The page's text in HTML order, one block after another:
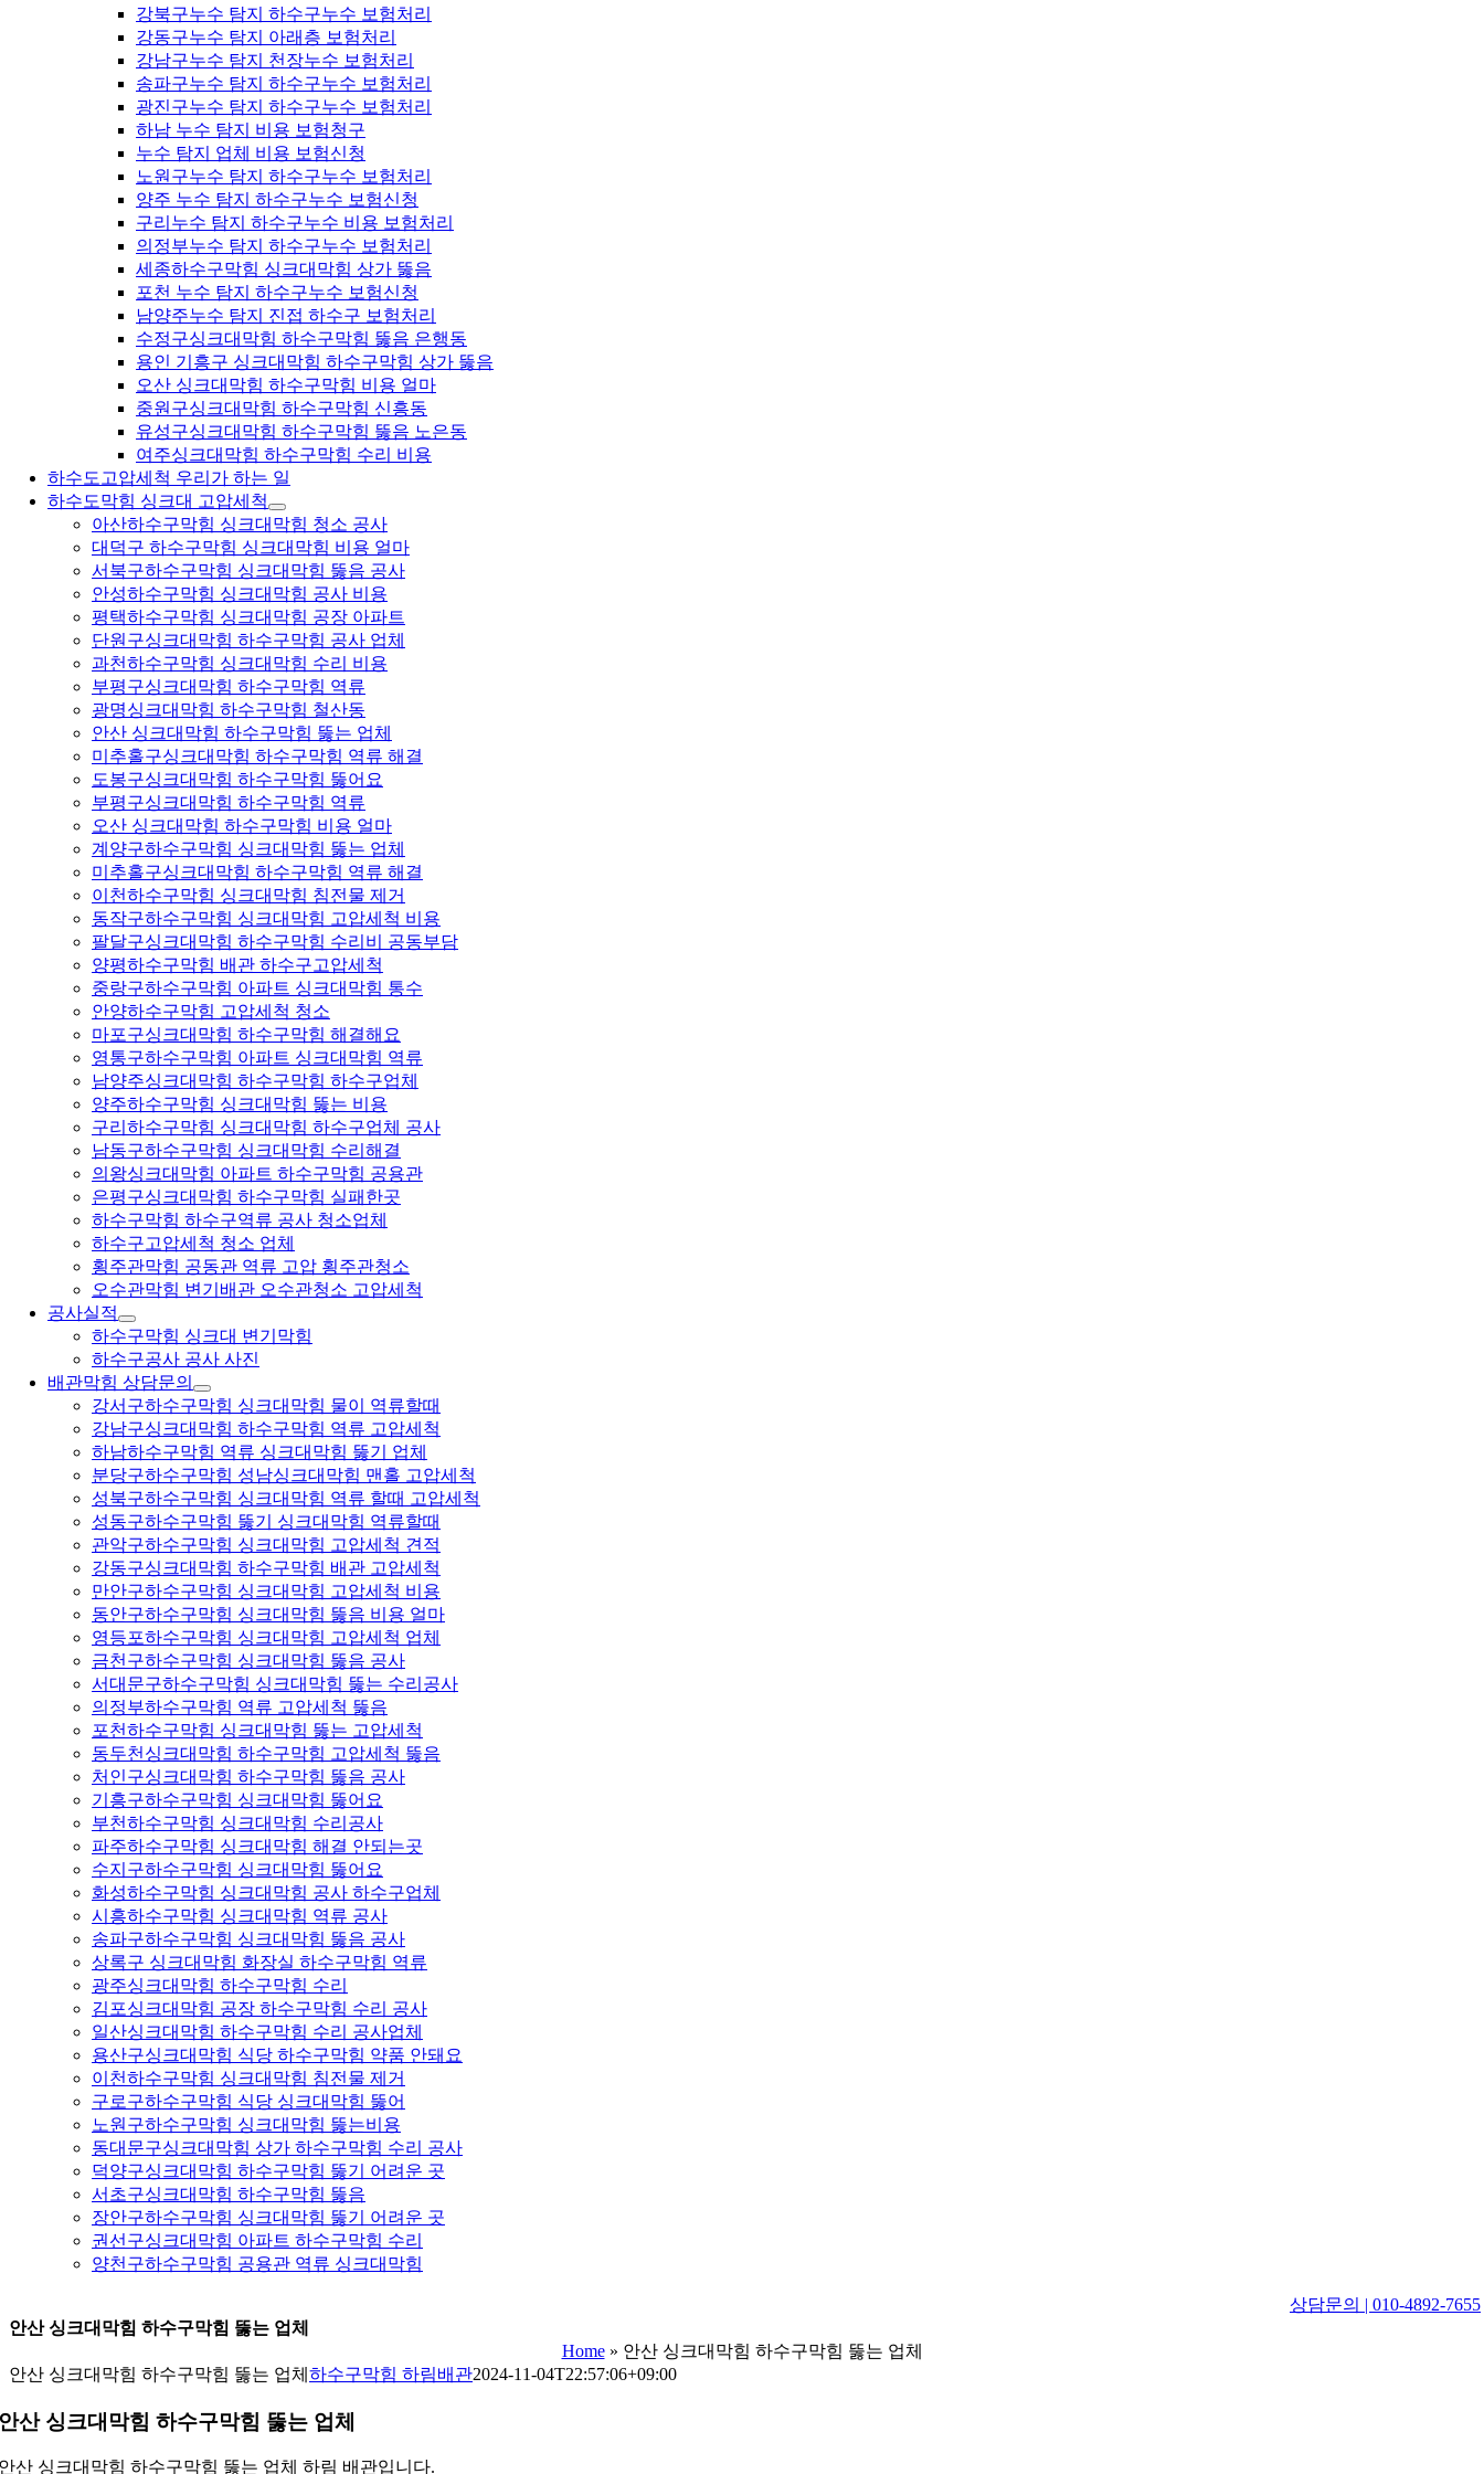
강북구누수 탐지 하수구누수 보험처리
강동구누수 탐지 아래층 보험처리
강남구누수 탐지 천장누수 보험처리
송파구누수 탐지 하수구누수 보험처리
광진구누수 탐지 하수구누수 보험처리
하남 누수 탐지 비용 보험청구
누수 탐지 업체 비용 보험신청
노원구누수 탐지 하수구누수 보험처리
양주 누수 탐지 하수구누수 보험신청
구리누수 탐지 하수구누수 비용 보험처리
의정부누수 탐지 하수구누수 보험처리
세종하수구막힘 싱크대막힘 상가 뚫음
포천 누수 탐지 하수구누수 보험신청
남양주누수 탐지 진접 하수구 보험처리
수정구싱크대막힘 하수구막힘 뚫음 은행동
용인 기흥구 싱크대막힘 하수구막힘 상가 뚫음
오산 싱크대막힘 하수구막힘 비용 얼마
중원구싱크대막힘 하수구막힘 신흥동
유성구싱크대막힘 하수구막힘 뚫음 노은동
여주싱크대막힘 하수구막힘 수리 비용
하수도고압세척 우리가 하는 일
하수도막힘 싱크대 고압세척
아산하수구막힘 싱크대막힘 청소 공사
대덕구 하수구막힘 싱크대막힘 비용 얼마
서북구하수구막힘 싱크대막힘 뚫음 공사
안성하수구막힘 싱크대막힘 공사 비용
평택하수구막힘 싱크대막힘 공장 아파트
단원구싱크대막힘 하수구막힘 공사 업체
과천하수구막힘 싱크대막힘 수리 비용
부평구싱크대막힘 하수구막힘 역류
광명싱크대막힘 하수구막힘 철산동
안산 싱크대막힘 하수구막힘 뚫는 업체
미추홀구싱크대막힘 하수구막힘 역류 해결
도봉구싱크대막힘 하수구막힘 뚫어요
부평구싱크대막힘 하수구막힘 역류
오산 싱크대막힘 하수구막힘 비용 얼마
계양구하수구막힘 싱크대막힘 뚫는 업체
미추홀구싱크대막힘 하수구막힘 역류 해결
이천하수구막힘 싱크대막힘 침전물 제거
동작구하수구막힘 싱크대막힘 고압세척 비용
팔달구싱크대막힘 하수구막힘 수리비 공동부담
양평하수구막힘 배관 하수구고압세척
중랑구하수구막힘 아파트 싱크대막힘 통수
안양하수구막힘 고압세척 청소
마포구싱크대막힘 하수구막힘 해결해요
영통구하수구막힘 아파트 싱크대막힘 역류
남양주싱크대막힘 하수구막힘 하수구업체
양주하수구막힘 싱크대막힘 뚫는 비용
구리하수구막힘 싱크대막힘 하수구업체 공사
남동구하수구막힘 싱크대막힘 수리해결
의왕싱크대막힘 아파트 하수구막힘 공용관
은평구싱크대막힘 하수구막힘 실패한곳
하수구막힘 하수구역류 공사 청소업체
하수구고압세척 청소 업체
횡주관막힘 공동관 역류 고압 횡주관청소
오수관막힘 변기배관 오수관청소 고압세척
공사실적
하수구막힘 싱크대 변기막힘
하수구공사 공사 사진
배관막힘 상담문의
강서구하수구막힘 싱크대막힘 물이 역류할때
강남구싱크대막힘 하수구막힘 역류 고압세척
하남하수구막힘 역류 싱크대막힘 뚫기 업체
분당구하수구막힘 성남싱크대막힘 맨홀 고압세척
성북구하수구막힘 싱크대막힘 역류 할때 고압세척
성동구하수구막힘 뚫기 싱크대막힘 역류할때
관악구하수구막힘 싱크대막힘 고압세척 견적
강동구싱크대막힘 하수구막힘 배관 고압세척
만안구하수구막힘 싱크대막힘 고압세척 비용
동안구하수구막힘 싱크대막힘 뚫음 비용 얼마
영등포하수구막힘 싱크대막힘 고압세척 업체
금천구하수구막힘 싱크대막힘 뚫음 공사
서대문구하수구막힘 싱크대막힘 뚫는 수리공사
의정부하수구막힘 역류 고압세척 뚫음
포천하수구막힘 싱크대막힘 뚫는 고압세척
동두천싱크대막힘 하수구막힘 고압세척 뚫음
처인구싱크대막힘 하수구막힘 뚫음 공사
기흥구하수구막힘 싱크대막힘 뚫어요
부천하수구막힘 싱크대막힘 수리공사
파주하수구막힘 싱크대막힘 해결 안되는곳
수지구하수구막힘 싱크대막힘 뚫어요
화성하수구막힘 싱크대막힘 공사 하수구업체
시흥하수구막힘 싱크대막힘 역류 공사
송파구하수구막힘 싱크대막힘 뚫음 공사
상록구 싱크대막힘 화장실 하수구막힘 역류
광주싱크대막힘 하수구막힘 수리
김포싱크대막힘 공장 하수구막힘 수리 공사
일산싱크대막힘 하수구막힘 수리 공사업체
용산구싱크대막힘 식당 하수구막힘 약품 안돼요
이천하수구막힘 싱크대막힘 침전물 제거
구로구하수구막힘 식당 싱크대막힘 뚫어
노원구하수구막힘 싱크대막힘 뚫는비용
동대문구싱크대막힘 상가 하수구막힘 수리 공사
덕양구싱크대막힘 하수구막힘 뚫기 어려운 곳
서초구싱크대막힘 하수구막힘 뚫음
장안구하수구막힘 싱크대막힘 뚫기 어려운 곳
권선구싱크대막힘 아파트 하수구막힘 수리
양천구하수구막힘 공용관 역류 싱크대막힘
상담문의 | 010-4892-7655
안산 싱크대막힘 하수구막힘 뚫는 업체
Home» 안산 싱크대막힘 하수구막힘 뚫는 업체
안산 싱크대막힘 하수구막힘 뚫는 업체 하수구막힘 하림배관2024-11-04T22:57:06+09:00
산 싱크대막힘 하수구막힘 뚫는 업체
산 싱크대막힘 하수구막힘 뚫는 업체 하림 배관입니다.